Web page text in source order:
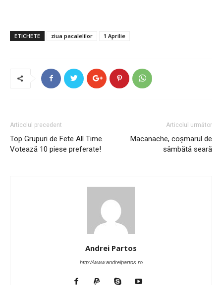
ETICHETE ziua pacalelilor 1 Aprilie
Articolul precedent
Top Grupuri de Fete All Time.
Votează 10 piese preferate!
Articolul următor
Macanache, coșmarul de
sâmbătă seară
Andrei Partos
http://www.andreipartos.ro